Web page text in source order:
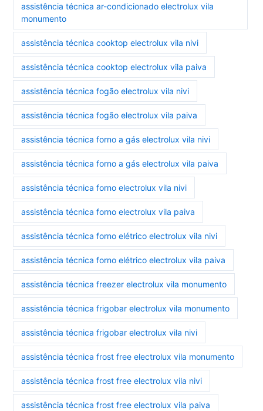
assistência técnica ar-condicionado electrolux vila
monumento
assistência técnica cooktop electrolux vila nivi
assistência técnica cooktop electrolux vila paiva
assistência técnica fogão electrolux vila nivi
assistência técnica fogão electrolux vila paiva
assistência técnica forno a gás electrolux vila nivi
assistência técnica forno a gás electrolux vila paiva
assistência técnica forno electrolux vila nivi
assistência técnica forno electrolux vila paiva
assistência técnica forno elétrico electrolux vila nivi
assistência técnica forno elétrico electrolux vila paiva
assistência técnica freezer electrolux vila monumento
assistência técnica frigobar electrolux vila monumento
assistência técnica frigobar electrolux vila nivi
assistência técnica frost free electrolux vila monumento
assistência técnica frost free electrolux vila nivi
assistência técnica frost free electrolux vila paiva